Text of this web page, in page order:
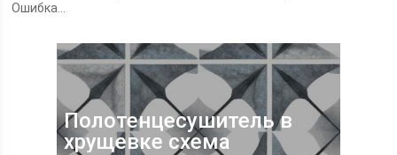
Ошибка...
Полотенцесушитель в
хрущевке схема